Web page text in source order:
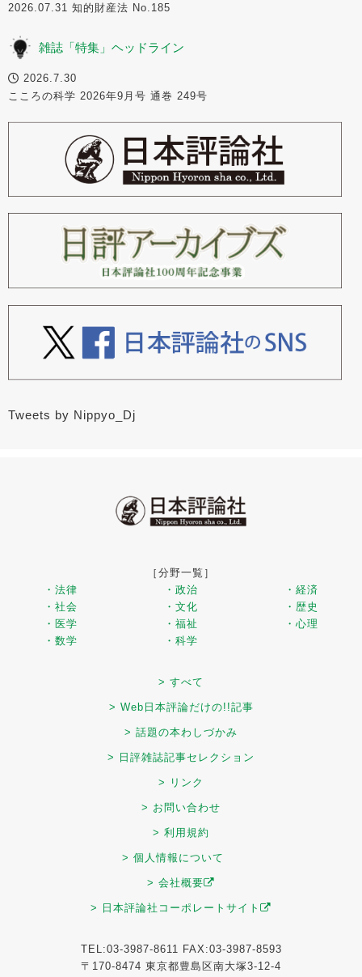
2026.07.31 知的財産法 No.185
雑誌「特集」ヘッドライン
2026.7.30
こころの科学 2026年9月号 通巻 249号
Tweets by Nippyo_Dj
［分野一覧］
・法律
・政治
・経済
・社会
・文化
・歴史
・医学
・福祉
・心理
・数学
・科学
> すべて
> Web日本評論だけの!!記事
> 話題の本わしづかみ
> 日評雑誌記事セレクション
> リンク
> お問い合わせ
> 利用規約
> 個人情報について
> 会社概要
> 日本評論社コーポレートサイト
TEL:03-3987-8611 FAX:03-3987-8593
〒170-8474 東京都豊島区南大塚3-12-4